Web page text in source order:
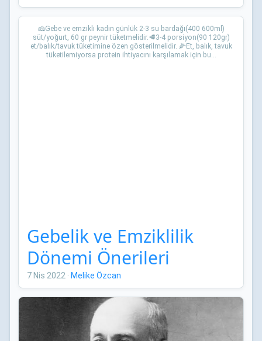
🧀Gebe ve emzikli kadın günlük 2-3 su bardağı(400 600ml)
süt/yoğurt, 60 gr peynir tüketmelidir.🥩3-4 porsiyon(90 120gr)
et/balık/tavuk tüketimine özen gösterilmelidir. 🌽Et, balık, tavuk
tüketilemiyorsa protein ihtiyacını karşılamak için bu...
Gebelik ve Emziklilik
Dönemi Önerileri
7 Nis 2022 · Melike Özcan